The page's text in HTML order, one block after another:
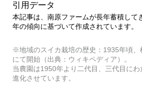
引用データ
本記事は、南原ファームが長年蓄積して
年の傾向に基づいて作成されています。
※地域のスイカ栽培の歴史：1935年頃、
にて開始（出典：ウィキペディア）。
当農園は1950年より二代目、三代目にわ
進化させています。